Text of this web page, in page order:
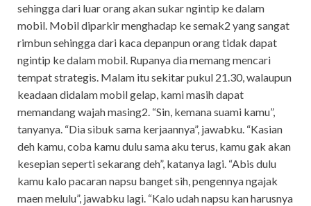
sehingga dari luar orang akan sukar ngintip ke dalam
mobil. Mobil diparkir menghadap ke semak2 yang sangat
rimbun sehingga dari kaca depanpun orang tidak dapat
ngintip ke dalam mobil. Rupanya dia memang mencari
tempat strategis. Malam itu sekitar pukul 21.30, walaupun
keadaan didalam mobil gelap, kami masih dapat
memandang wajah masing2. “Sin, kemana suami kamu”,
tanyanya. “Dia sibuk sama kerjaannya”, jawabku. “Kasian
deh kamu, coba kamu dulu sama aku terus, kamu gak akan
kesepian seperti sekarang deh”, katanya lagi. “Abis dulu
kamu kalo pacaran napsu banget sih, pengennya ngajak
maen melulu”, jawabku lagi. “Kalo udah napsu kan harusnya